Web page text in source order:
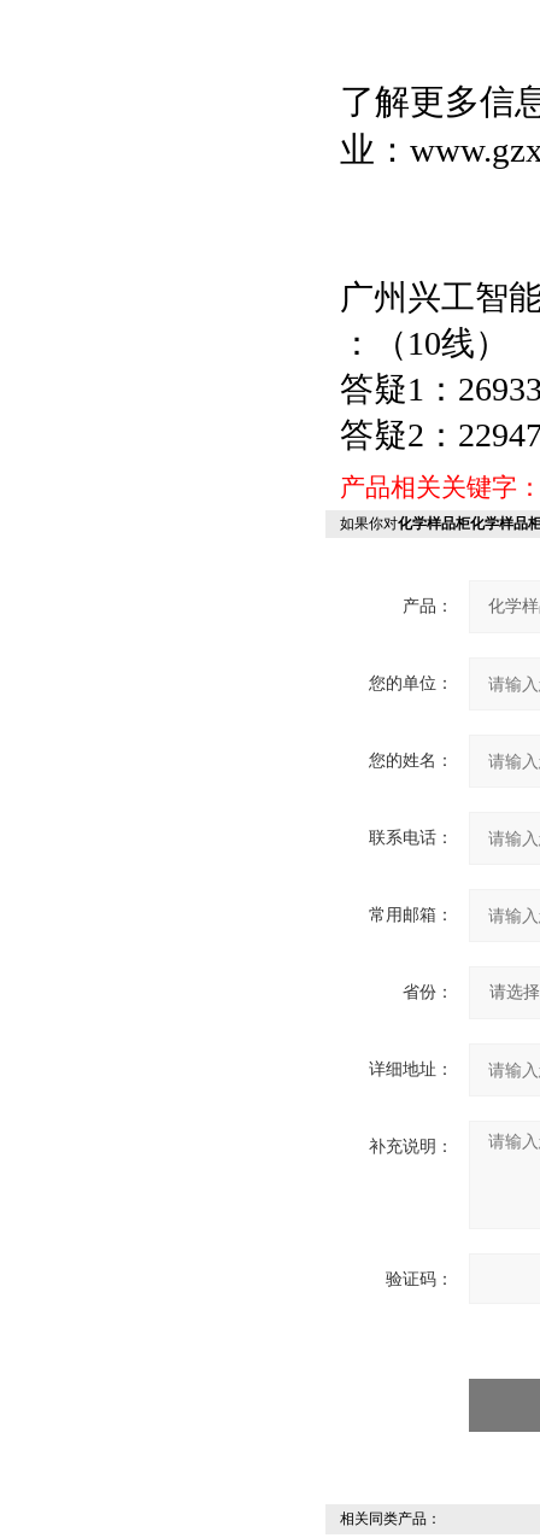
了解更多信
业：
广州兴工智
：（10线）
答疑1：
答疑2：
产品相关关键字
如果你对化学样品柜化学样品
产品：
您的单位：
您的姓名：
联系电话：
常用邮箱：
省份：
详细地址：
补充说明：
验证码：
相关同类产品：